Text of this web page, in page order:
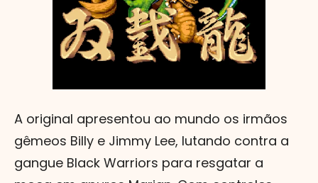
A original apresentou ao mundo os irmãos
gêmeos Billy e Jimmy Lee, lutando contra a
gangue Black Warriors para resgatar a